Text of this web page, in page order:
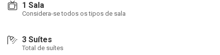
1 Sala
Considera-se todos os tipos de sala
3 Suítes
Total de suítes